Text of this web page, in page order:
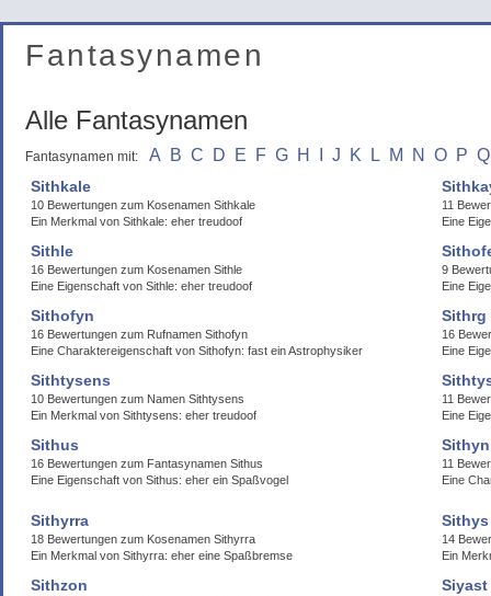
Fantasynamen
Alle Fantasynamen
Fantasynamen mit: A B C D E F G H J K L M N O P Q
Sithkale
10 Bewertungen zum Kosenamen Sithkale
Ein Merkmal von Sithkale: eher treudoof
11
Eine
Sithle
16 Bewertungen zum Kosenamen Sithle
Eine Eigenschaft von Sithle: eher treudoof
9
Eine
Sithofyn
16 Bewertungen zum Rufnamen Sithofyn
Eine Charaktereigenschaft von Sithofyn: fast ein Astrophysiker
Sithrg
16
Eine
Sithtysens
10 Bewertungen zum Namen Sithtysens
Ein Merkmal von Sithtysens: eher treudoof
11
Eine
Sithus
16 Bewertungen zum Fantasynamen Sithus
Eine Eigenschaft von Sithus: eher ein Spaßvogel
Sithyn
11
Eine
Sithyrra
18 Bewertungen zum Kosenamen Sithyrra
Ein Merkmal von Sithyrra: eher eine Spaßbremse
Sithys
14
Ein
Sithzon Siyast